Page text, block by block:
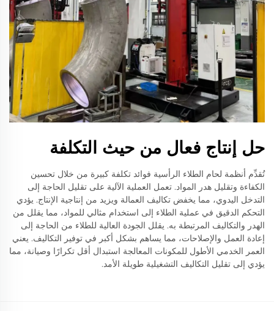
حل إنتاج فعال من حيث التكلفة
تُقدِّم أنظمة لحام الطلاء الرأسية فوائد تكلفة كبيرة من خلال تحسين
الكفاءة وتقليل هدر المواد. تعمل العملية الآلية على تقليل الحاجة إلى
التدخل اليدوي، مما يخفض تكاليف العمالة ويزيد من إنتاجية الإنتاج. يؤدي
التحكم الدقيق في عملية الطلاء إلى استخدام مثالي للمواد، مما يقلل من
الهدر والتكاليف المرتبطة به. يقلل الجودة العالية للطلاء من الحاجة إلى
إعادة العمل والإصلاحات، مما يساهم بشكل أكبر في توفير التكاليف. يعني
العمر الخدمي الأطول للمكونات المعالجة استبدال أقل تكرارًا وصيانة، مما
يؤدي إلى تقليل التكاليف التشغيلية طويلة الأمد.